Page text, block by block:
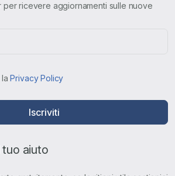
per ricevere aggiornamenti sulle nuove
laPrivacy Policy
Iscriviti
tuo aiuto